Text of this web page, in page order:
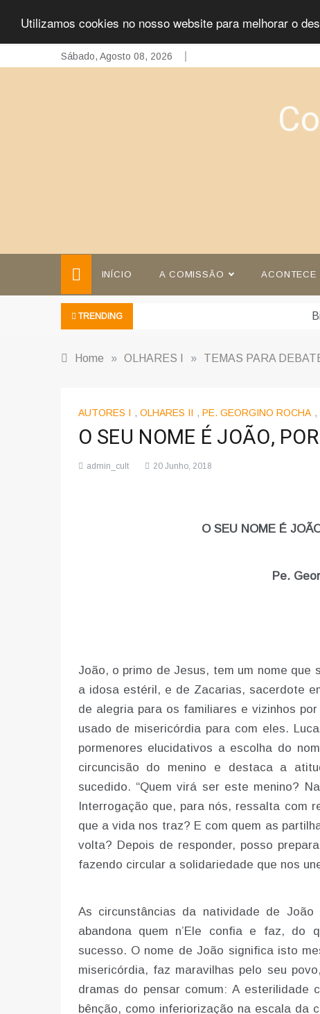
Utilizamos cookies no nosso website para melhorar o
to
Sábado, Agosto 08, 2026
INÍCIO A COMISSÃO ACONTECE
TRENDING Bioética e sociedade | Nota de
Home » OLHARES I » TEMAS PARA
AUTORES I , OLHARES II , PE. GEORGINO ROCHA ,
O SEU NOME É JOÃO,
admin_cult 20 Junho, 2018
O SEU NOME É
Pe.
João, o primo de Jesus, tem um nome que
a idosa estéril, e de Zacarias, sacerdote
de alegria para os familiares e vizinhos
usado de misericórdia para com eles.
pormenores elucidativos a escolha do
circuncisão do menino e destaca a
sucedido. “Quem virá ser este menino?
Interrogação que, para nós, ressalta com
que a vida nos traz? E com quem as
volta? Depois de responder, posso
fazendo circular a solidariedade que nos
As circunstâncias da natividade de João
abandona quem n’Ele confia e faz, do
sucesso. O nome de João significa isto
misericórdia, faz maravilhas pelo seu
dramas do pensar comum: A esterilidade
bênção, como inferiorização na escala da